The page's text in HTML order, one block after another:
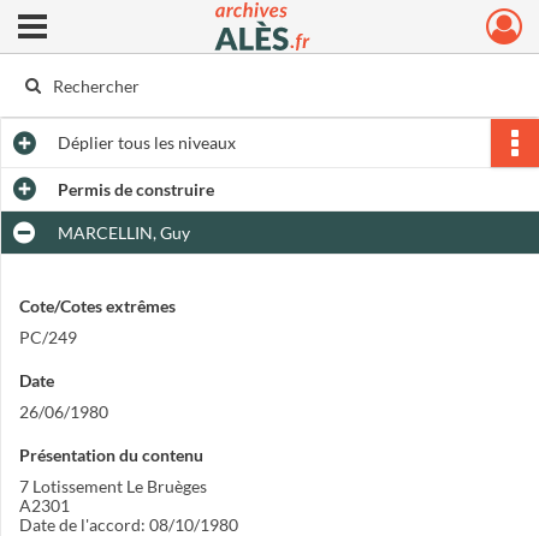
Archives municipales d'Alès
Ouvrir le menu déroulant
Dépliertous les niveaux
Permis de construire
MARCELLIN, Guy
Cote/Cotes extrêmes
PC/249
Date
26/06/1980
Présentation du contenu
7 Lotissement Le Bruèges
A2301
Date de l'accord: 08/10/1980